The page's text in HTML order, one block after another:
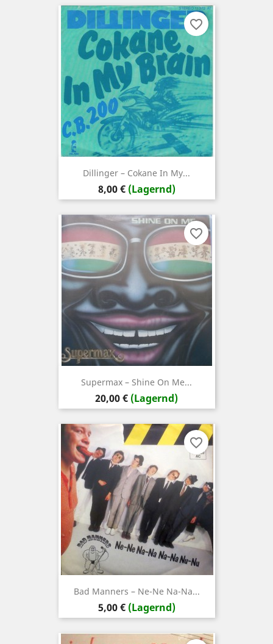
Dillinger – Cokane In My...
Preis
8,00 € (Lagernd)
favorite_border
Supermax – Shine On Me...
Preis
20,00 € (Lagernd)
favorite_border
Bad Manners – Ne-Ne Na-Na...
Preis
5,00 € (Lagernd)
favorite_border